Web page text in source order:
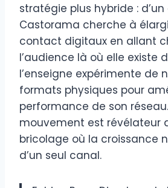
stratégie plus hybride :
Castorama cherche à
contact digitaux en allant
l’audience là où elle existe
l’enseigne expérimente de
formats physiques pour
performance de son
mouvement est révélateur
bricolage où la croissance
d’un seul canal.